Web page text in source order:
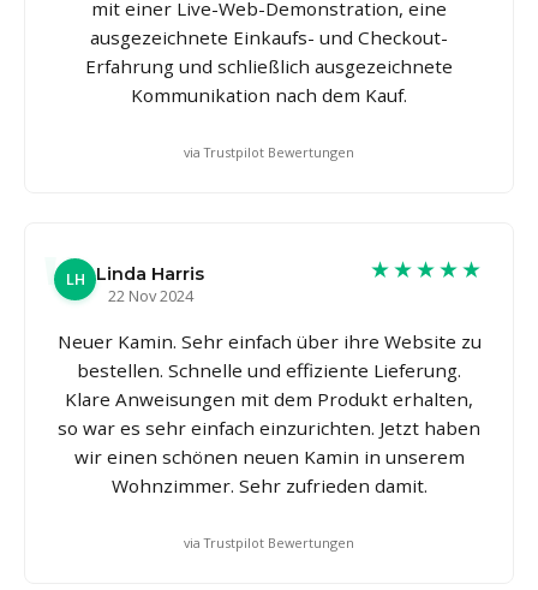
mit einer Live-Web-Demonstration, eine
ausgezeichnete Einkaufs- und Checkout-
Erfahrung und schließlich ausgezeichnete
Kommunikation nach dem Kauf.
via Trustpilot Bewertungen
LH
Linda Harris
22 Nov 2024
★★★★★
Neuer Kamin. Sehr einfach über ihre Website zu
bestellen. Schnelle und effiziente Lieferung.
Klare Anweisungen mit dem Produkt erhalten,
so war es sehr einfach einzurichten. Jetzt haben
wir einen schönen neuen Kamin in unserem
Wohnzimmer. Sehr zufrieden damit.
via Trustpilot Bewertungen